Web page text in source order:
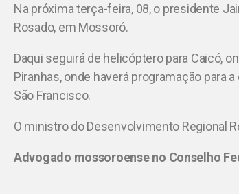
Na próxima terça-feira, 08, o presidente
Rosado, em Mossoró.
Daqui seguirá de helicóptero para Caicó,
Piranhas, onde haverá programação para
São Francisco.
O ministro do Desenvolvimento Regional
Advogado mossoroense no Conselho